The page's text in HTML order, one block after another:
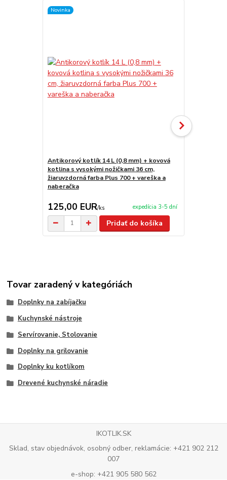
Novinka
Antikorový kotlík 14 L (0,8 mm) + kovová
kotlina s vysokými nožičkami 36 cm,
žiaruvzdorná farba Plus 700 + vareška a
naberačka
125,00 EUR/ks expedícia 3-5 dní
Pridať do košíka
Tovar zaradený v kategóriách
Doplnky na zabíjačku
Kuchynské nástroje
Servírovanie, Stolovanie
Doplnky na grilovanie
Doplnky ku kotlíkom
Drevené kuchynské náradie
IKOTLIK.SK
Sklad, stav objednávok, osobný odber, reklamácie: +421 902 212
007
e-shop: +421 905 580 562